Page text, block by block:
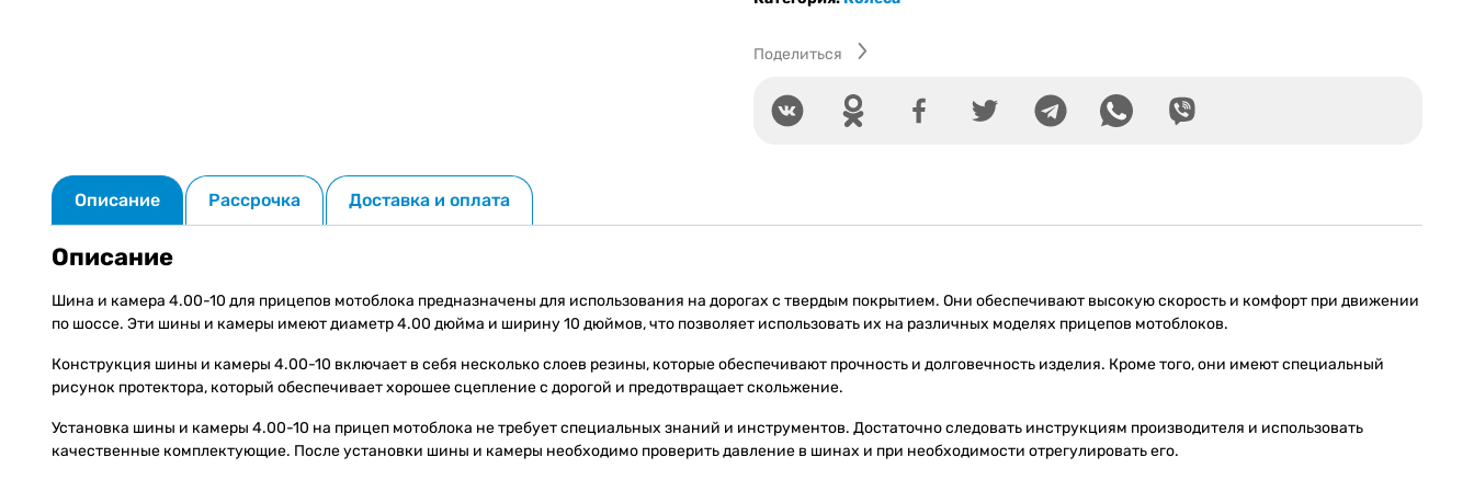
Поделиться
Описание Рассрочка Доставка и оплата
Описание
Шина и камера 4.00-10 для прицепов мотоблока предназначены для использования на дорогах с твердым покрытием. Они обеспечивают высокую скорость и комфорт при движении
по шоссе. Эти шины и камеры имеют диаметр 4.00 дюйма и ширину 10 дюймов, что позволяет использовать их на различных моделях прицепов мотоблоков.
Конструкция шины и камеры 4.00-10 включает в себя несколько слоев резины, которые обеспечивают прочность и долговечность изделия. Кроме того, они имеют специальный
рисунок протектора, который обеспечивает хорошее сцепление с дорогой и предотвращает скольжение.
Установка шины и камеры 4.00-10 на прицеп мотоблока не требует специальных знаний и инструментов. Достаточно следовать инструкциям производителя и использовать
качественные комплектующие. После установки шины и камеры необходимо проверить давление в шинах и при необходимости отрегулировать его.